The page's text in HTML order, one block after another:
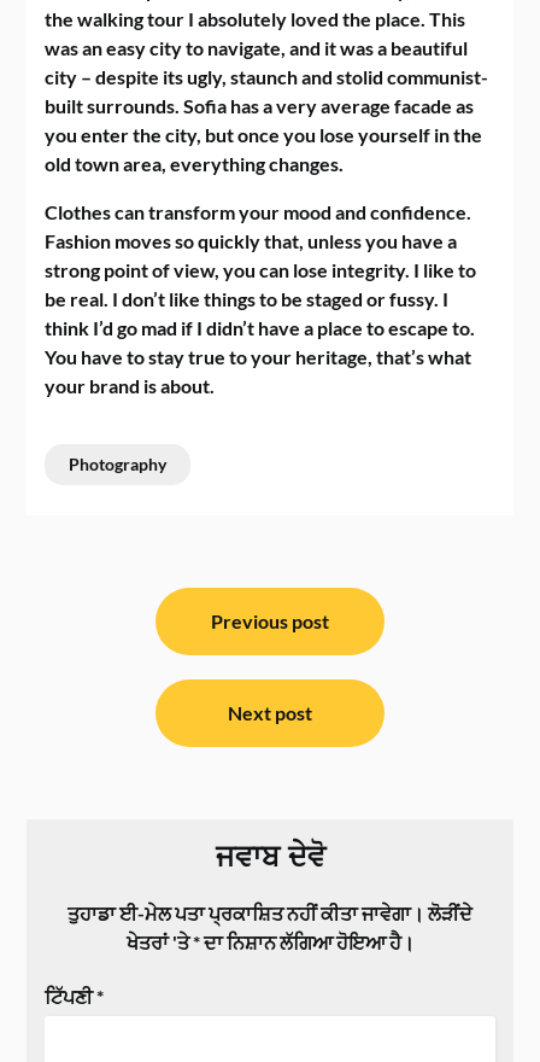
the walking tour I absolutely loved the place. This
was an easy city to navigate, and it was a beautiful
city – despite its ugly, staunch and stolid communist-
built surrounds. Sofia has a very average facade as
you enter the city, but once you lose yourself in the
old town area, everything changes.
Clothes can transform your mood and confidence.
Fashion moves so quickly that, unless you have a
strong point of view, you can lose integrity. I like to
be real. I don’t like things to be staged or fussy. I
think I’d go mad if I didn’t have a place to escape to.
You have to stay true to your heritage, that’s what
your brand is about.
Photography
Previous post
Next post
ਜਵਾਬ ਦੇਵੋ
ਤੁਹਾਡਾ ਈ-ਮੇਲ ਪਤਾ ਪ੍ਰਕਾਸ਼ਿਤ ਨਹੀਂ ਕੀਤਾ ਜਾਵੇਗਾ। ਲੋੜੀਂਦੇ
ਖੇਤਰਾਂ 'ਤੇ*ਦਾ ਨਿਸ਼ਾਨ ਲੱਗਿਆ ਹੋਇਆ ਹੈ।
ਟਿੱਪਣੀ*